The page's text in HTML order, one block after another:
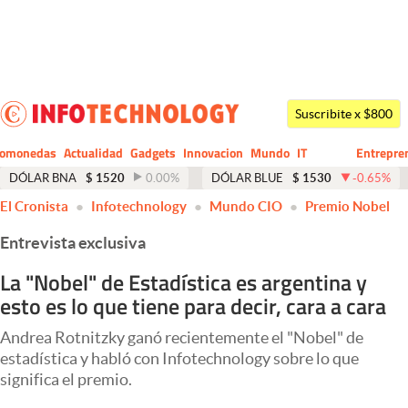
Dólar
Economía y Política
Finanzas y Mercados
Mercados Online
Negocios
Columnistas
Otras secciones
Apertura
Suscribite x $800
Actualidad Gadgets Innovacion Mundo
CIO
IT
Business
DÓLAR BNA $ 1520 0.00% DÓLAR BLUE $ 1530 -0.65%
El Cronista Infotechnology Mundo CIO Premio Nobel
Entrevista exclusiva
La "Nobel" de Estadística es argentina y
esto es lo que tiene para decir, cara a cara
Andrea Rotnitzky ganó recientemente el "Nobel" de
estadística y habló con Infotechnology sobre lo que
significa el premio.